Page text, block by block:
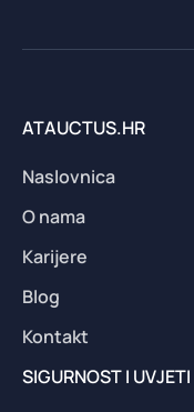
ATAUCTUS.HR
Naslovnica
O nama
Karijere
Blog
Kontakt
SIGURNOST I UVJETI